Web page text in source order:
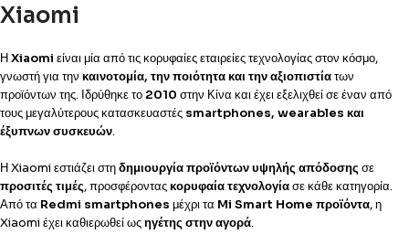
Xiaomi
ΗXiaomi είναι μία από τις κορυφαίες εταιρείες τεχνολογίας στον κόσμο,
γνωστή για την καινοτομία, την ποιότητα και την αξιοπιστίατων
προϊόντων της. Ιδρύθηκε το 2010 στην Κίνα και έχει εξελιχθεί σε έναν από
τους μεγαλύτερους κατασκευαστές smartphones, wearables και
έξυπνων συσκευών.
Η Xiaomi εστιάζει στηδημιουργία προϊόντων υψηλής απόδοσης σε
προσιτές τιμές, προσφέρονταςκορυφαία τεχνολογίασε κάθε κατηγορία.
Από τα Redmi smartphones μέχρι τα Mi Smart Home προϊόντα, η
Xiaomi έχει καθιερωθεί ωςηγέτης στην αγορά.